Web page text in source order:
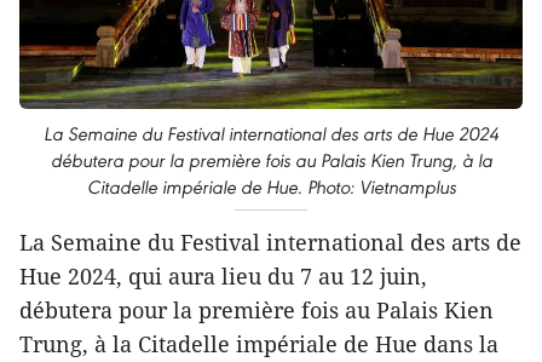
La Semaine du Festival international des arts de Hue 2024
débutera pour la première fois au Palais Kien Trung, à la
Citadelle impériale de Hue. Photo: Vietnamplus
La Semaine du Festival international des arts de
Hue 2024, qui aura lieu du 7 au 12 juin,
débutera pour la première fois au Palais Kien
Trung, à la Citadelle impériale de Hue dans la